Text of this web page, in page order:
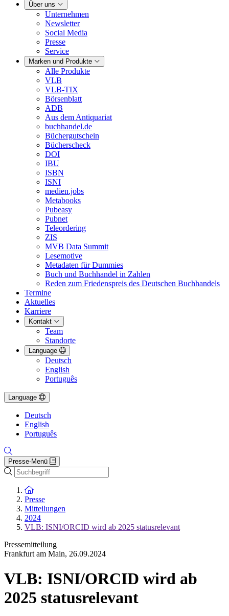
Über uns
Unternehmen
Newsletter
Social Media
Presse
Service
Marken und Produkte
Alle Produkte
VLB
VLB-TIX
Börsenblatt
ADB
Aus dem Antiquariat
buchhandel.de
Büchergutschein
Bücherscheck
DOI
IBU
ISBN
ISNI
medien.jobs
Metabooks
Pubeasy
Pubnet
Teleordering
ZIS
MVB Data Summit
Lesemotive
Metadaten für Dummies
Buch und Buchhandel in Zahlen
Reden zum Friedenspreis des Deutschen Buchhandels
Termine
Aktuelles
Karriere
Kontakt
Team
Standorte
Language
Deutsch
English
Português
Language
Deutsch
English
Português
Presse-Menü
Suche
Zur Startseite
Presse
Mitteilungen
2024
VLB: ISNI/ORCID wird ab 2025 statusrelevant
Pressemitteilung
Frankfurt am Main, 26.09.2024
VLB: ISNI/ORCID wird ab
2025 statusrelevant